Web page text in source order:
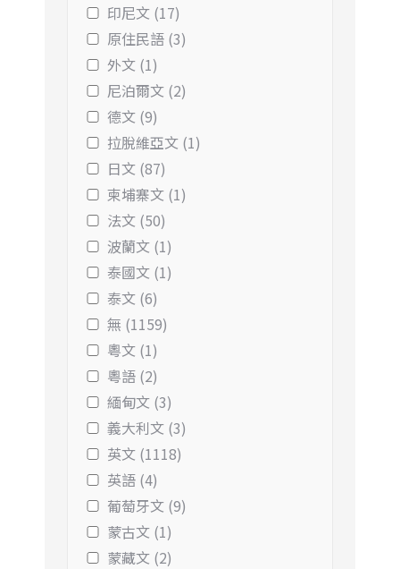
印尼文 (17)
原住民語 (3)
外文 (1)
尼泊爾文 (2)
德文 (9)
拉脫維亞文 (1)
日文 (87)
柬埔寨文 (1)
法文 (50)
波蘭文 (1)
泰國文 (1)
泰文 (6)
無 (1159)
粵文 (1)
粵語 (2)
緬甸文 (3)
義大利文 (3)
英文 (1118)
英語 (4)
葡萄牙文 (9)
蒙古文 (1)
蒙藏文 (2)